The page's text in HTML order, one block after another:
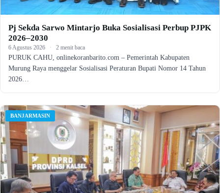
Pj Sekda Sarwo Mintarjo Buka Sosialisasi Perbup PJPK
2026–2030
6 Agustus 2026 · 2 menit baca
PURUK CAHU, onlinekoranbarito.com – Pemerintah Kabupaten
Murung Raya menggelar Sosialisasi Peraturan Bupati Nomor 14 Tahun
2026…
BANJARMASIN